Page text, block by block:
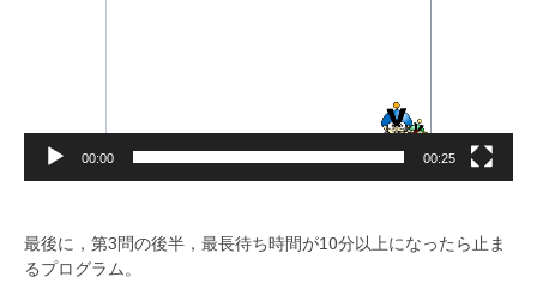
00:00 00:25
最後に，第3問の後半，最長待ち時間が10分以上になったら止ま
るプログラム。